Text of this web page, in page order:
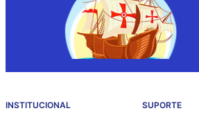
INSTITUCIONAL SUPORTE